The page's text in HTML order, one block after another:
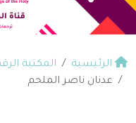
الرئيسية المكتبة
عدنان ناصر الملحم